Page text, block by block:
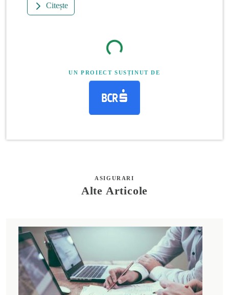
Citește
UN PROIECT SUSȚINUT DE
ASIGURARI
Alte Articole